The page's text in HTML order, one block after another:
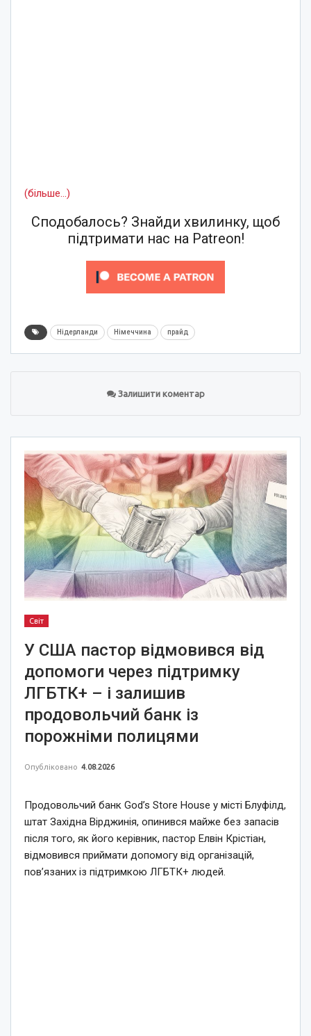
(більше…)
Сподобалось? Знайди хвилинку, щоб
підтримати нас на Patreon!
Нідерланди Німеччина прайд
Залишити коментар
Світ
У США пастор відмовився від
допомоги через підтримку
ЛГБТК+ – і залишив
продовольчий банк із
порожніми полицями
Опубліковано 4.08.2026
Продовольчий банк God’s Store House у місті Блуфілд,
штат Західна Вірджинія, опинився майже без запасів
після того, як його керівник, пастор Елвін Крістіан,
відмовився приймати допомогу від організацій,
пов’язаних із підтримкою ЛГБТК+ людей.